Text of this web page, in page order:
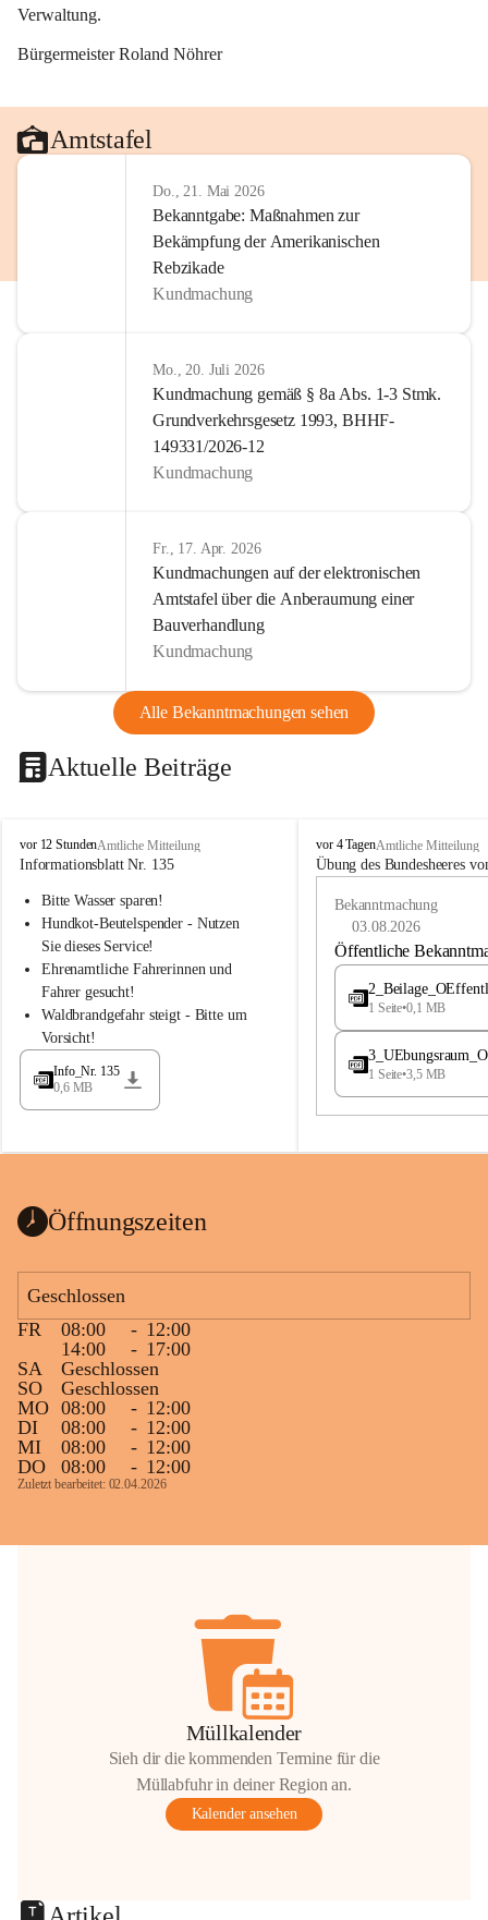
Verwaltung.
Bürgermeister Roland Nöhrer
Amtstafel
Do., 21. Mai 2026
Bekanntgabe: Maßnahmen zur
Bekämpfung der Amerikanischen
Rebzikade
Kundmachung
Mo., 20. Juli 2026
Kundmachung gemäß § 8a Abs. 1-3 Stmk.
Grundverkehrsgesetz 1993, BHHF-
149331/2026-12
Kundmachung
Fr., 17. Apr. 2026
Kundmachungen auf der elektronischen
Amtstafel über die Anberaumung einer
Bauverhandlung
Kundmachung
Alle Bekanntmachungen sehen
Aktuelle Beiträge
B
u
h
a
d
l
a
vor 12 StundenAmtliche Mitteilung
Informationsblatt Nr. 135
Bitte Wasser sparen!
Hundkot-Beutelspender - Nutzen
Sie dieses Service!
Ehrenamtliche Fahrerinnen und
Fahrer gesucht!
Waldbrandgefahr steigt - Bitte um
Vorsicht!
Info_Nr. 135
0,6 MB
B
u
e
a
vor 4 TagenAmtliche Mitteilung
Übung des Bundesheeres
Bekanntmachung
03.08.2026
Öffentliche
1 Seite•0,1 MB
1 Seite•3,5 MB
Öffnungszeiten
Geschlossen
FR
08:00 - 12:00
14:00
- 17:00
SA
Geschlossen
SO
Geschlossen
MO 08:00 - 12:00
DI
08:00 - 12:00
MI
08:00 - 12:00
DO
08:00 - 12:00
Zuletzt bearbeitet: 02.04.2026
Müllkalender
Sieh dir die kommenden Termine für die
Müllabfuhr in deiner Region an.
Kalender ansehen